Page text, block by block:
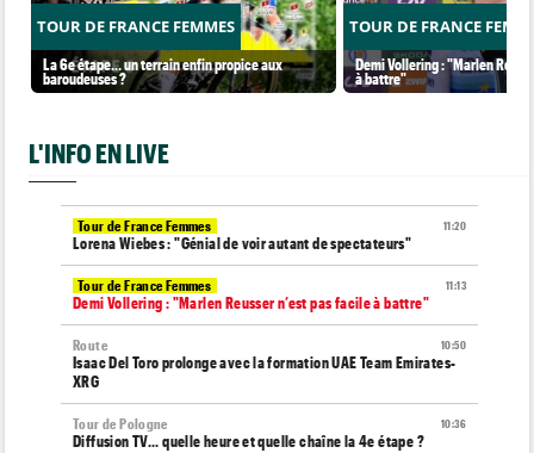
TOUR DE FRANCE FEMMES
La 6e étape… un terrain enfin propice aux
baroudeuses ?
TOUR DE FRANCE
Demi Vollering : "Marlen
à battre"
L'INFO EN LIVE
11:20
Tour de France Femmes
Lorena Wiebes : "Génial de voir autant de spectateurs"
11:13
Tour de France Femmes
Demi Vollering : "Marlen Reusser n’est pas facile à battre"
10:50
Route
Isaac Del Toro prolonge avec la formation UAE Team Emirates-
XRG
10:36
Tour de Pologne
Diffusion TV... quelle heure et quelle chaîne la 4e étape ?